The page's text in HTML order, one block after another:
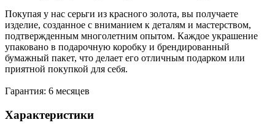
Покупая у нас серьги из красного золота, вы получаете
изделие, созданное с вниманием к деталям и мастерством,
подтвержденным многолетним опытом. Каждое украшение
упаковано в подарочную коробку и брендированный
бумажный пакет, что делает его отличным подарком или
приятной покупкой для себя.
Гарантия: 6 месяцев
Характеристики